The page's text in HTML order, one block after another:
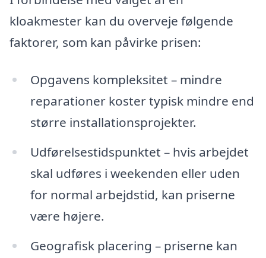
kloakmester kan du overveje følgende
faktorer, som kan påvirke prisen:
Opgavens kompleksitet – mindre
reparationer koster typisk mindre end
større installationsprojekter.
Udførelsestidspunktet – hvis arbejdet
skal udføres i weekenden eller uden
for normal arbejdstid, kan priserne
være højere.
Geografisk placering – priserne kan